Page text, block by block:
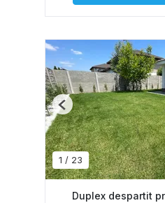
1 / 23
Previous
Duplex despartit